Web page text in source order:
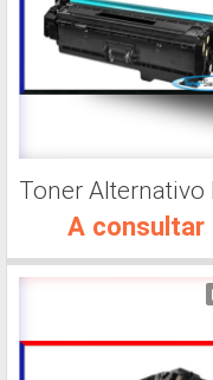
A consultar